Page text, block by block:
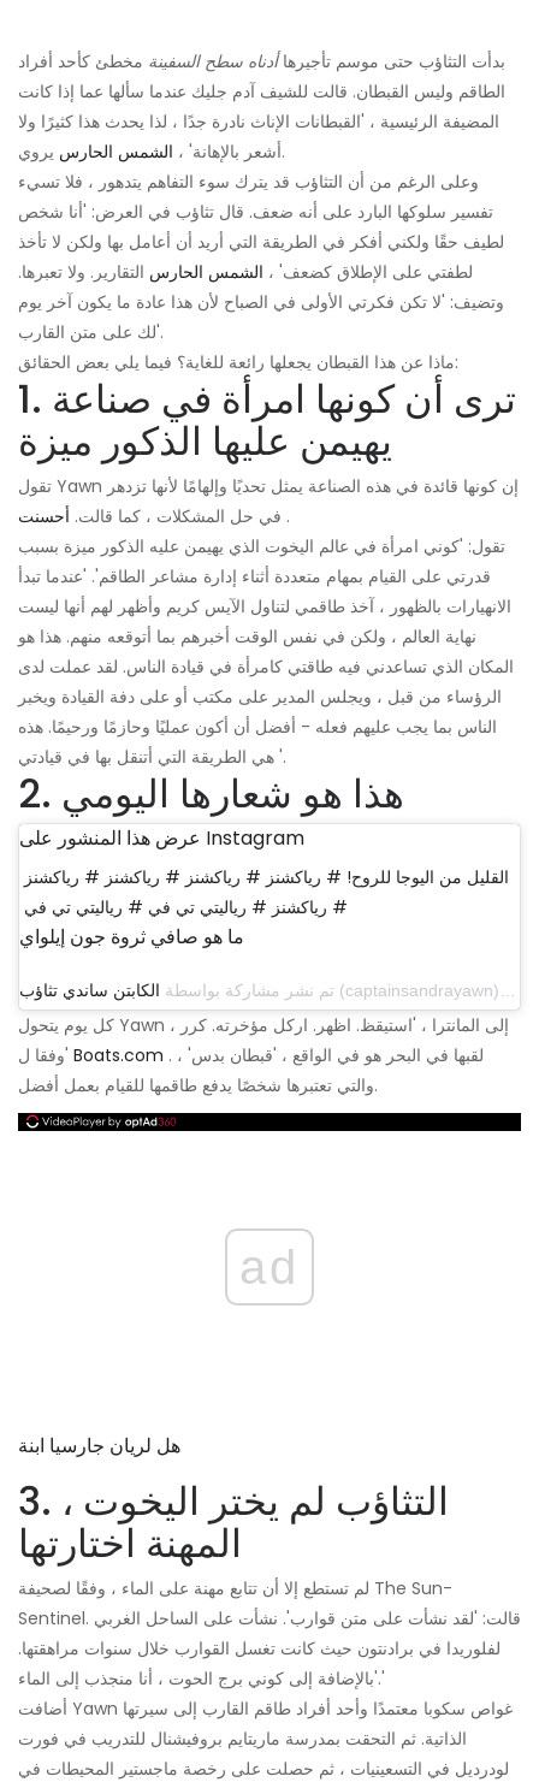
بدأت التثاؤب حتى موسم تأجيرهاأدناه سطح السفينة مخطئ كأحد أفراد
الطاقم وليس القبطان. قالت للشيف آدم جليك عندما سألها عما إذا كانت
المضيفة الرئيسية ، 'القبطانات الإناث نادرة جدًا ، لذا يحدث هذا كثيرًا ولا
أشعر بالإهانة' ، الشمس الحارس
يروي.
وعلى الرغم من أن التثاؤب قد يترك سوء التفاهم يتدهور ، فلا تسيء
تفسير سلوكها البارد على أنه ضعف. قال تثاؤب في العرض: 'أنا شخص
لطيف حقًا ولكني أفكر في الطريقة التي أريد أن أعامل بها ولكن لا تأخذ
لطفتي على الإطلاق كضعف' ، الشمس الحارس التقارير. ولا تعبرها.
وتضيف: 'لا تكن فكرتي الأولى في الصباح لأن هذا عادة ما يكون آخر يوم
لك على متن القارب'.
ماذا عن هذا القبطان يجعلها رائعة للغاية؟ فيما يلي بعض الحقائق:
1. ترى أن كونها امرأة في صناعة
يهيمن عليها الذكور ميزة
تقول Yawn إن كونها قائدة في هذه الصناعة يمثل تحديًا وإلهامًا لأنها تزدهر
في حل المشكلات ، كما قالت. أحسنت
.
تقول: 'كوني امرأة في عالم اليخوت الذي يهيمن عليه الذكور ميزة بسبب
قدرتي على القيام بمهام متعددة أثناء إدارة مشاعر الطاقم'. 'عندما تبدأ
الانهيارات بالظهور ، آخذ طاقمي لتناول الآيس كريم وأظهر لهم أنها ليست
نهاية العالم ، ولكن في نفس الوقت أخبرهم بما أتوقعه منهم. هذا هو
المكان الذي تساعدني فيه طاقتي كامرأة في قيادة الناس. لقد عملت لدى
الرؤساء من قبل ، ويجلس المدير على مكتب أو على دفة القيادة ويخبر
الناس بما يجب عليهم فعله - أفضل أن أكون عمليًا وحازمًا ورحيمًا. هذه
هي الطريقة التي أتنقل بها في قيادتي '.
2. هذا هو شعارها اليومي
عرض هذا المنشور على Instagram
القليل من اليوجا للروح! # رياكشنز # رياكشنز # رياكشنز # رياكشنز
# رياكشنز # رياليتي تي في # رياليتي تي في
ما هو صافي ثروة جون إيلواي
تم نشر مشاركة بواسطة الكابتن ساندي تثاؤب
كل يوم يتحول Yawn إلى المانترا ، 'استيقظ. اظهر. اركل مؤخرته. كرر ،
Boats.com . لقبها في البحر هو في الواقع ، 'قبطان بدس' ،
والتي تعتبرها شخصًا يدفع طاقمها للقيام بعمل أفضل.
ad
هل لريان جارسيا ابنة
3. التثاؤب لم يختر اليخوت ،
المهنة اختارتها
لم تستطع إلا أن تتابع مهنة على الماء ، وفقًا لصحيفة The Sun-
Sentinel. قالت: 'لقد نشأت على متن قوارب'. نشأت على الساحل الغربي
لفلوريدا في برادنتون حيث كانت تغسل القوارب خلال سنوات مراهقتها.
'بالإضافة إلى كوني برج الحوت ، أنا منجذب إلى الماء.'
أضافت Yawn غواص سكوبا معتمدًا وأحد أفراد طاقم القارب إلى سيرتها
الذاتية. ثم التحقت بمدرسة ماريتايم بروفيشنال للتدريب في فورت
لودرديل في التسعينيات ، ثم حصلت على رخصة ماجستير المحيطات في